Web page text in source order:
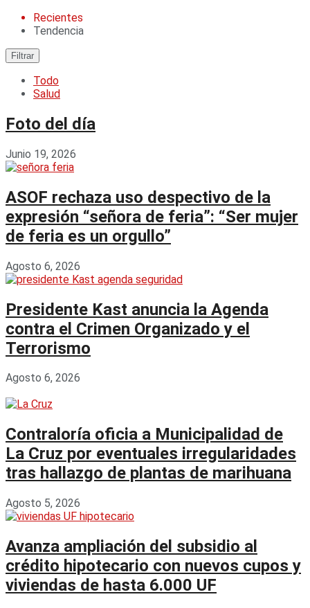
Recientes
Tendencia
Filtrar
Todo
Salud
Foto del día
Junio 19, 2026
ASOF rechaza uso despectivo de la
expresión “señora de feria”: “Ser mujer
de feria es un orgullo”
Agosto 6, 2026
Presidente Kast anuncia la Agenda
contra el Crimen Organizado y el
Terrorismo
Agosto 6, 2026
Contraloría oficia a Municipalidad de
La Cruz por eventuales irregularidades
tras hallazgo de plantas de marihuana
Agosto 5, 2026
Avanza ampliación del subsidio al
crédito hipotecario con nuevos cupos y
viviendas de hasta 6.000 UF